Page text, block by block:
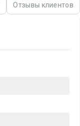
Отзывы клиентов